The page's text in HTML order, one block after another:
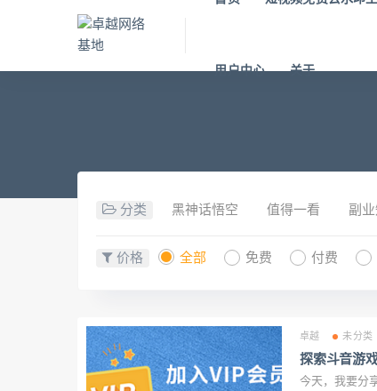
用户中心 关于
分类 黑神话悟空 值得一看 副
价格 全部 免费 付费
卓越 未分类
探索斗音游
今天，我要分